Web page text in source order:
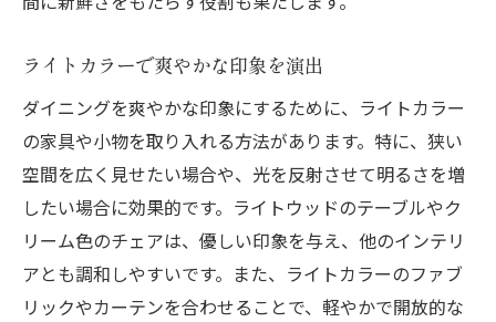
ライトカラーで爽やかな印象を演出
ダイニングを爽やかな印象にするために、ライトカラー
の家具や小物を取り入れる方法があります。特に、狭い
空間を広く見せたい場合や、光を反射させて明るさを増
したい場合に効果的です。ライトウッドのテーブルやク
リーム色のチェアは、優しい印象を与え、他のインテリ
アとも調和しやすいです。また、ライトカラーのファブ
リックやカーテンを合わせることで、軽やかで開放的な